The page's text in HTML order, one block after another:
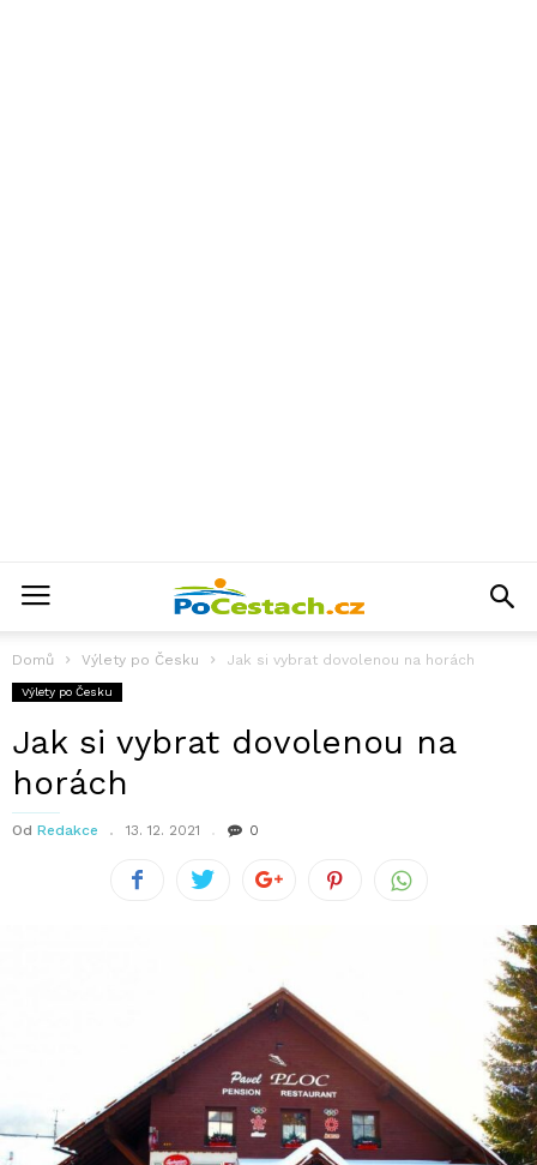
Domů Výlety po Česku Jak si vybrat dovolenou na horách
Výlety po Česku
Jak si vybrat dovolenou na
horách
Od Redakce 13. 12. 2021 0